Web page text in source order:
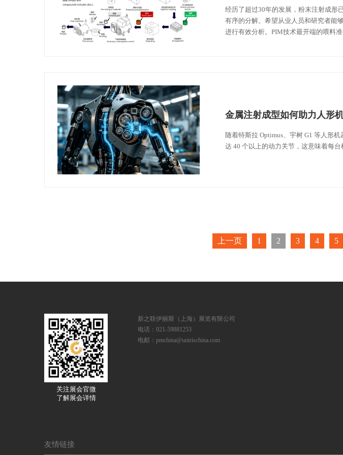
经历了超过30年的发展，粉末注射成形
有序的分解。希望从业人员和研究者能
进行有效分析。PIM技术最开端的喂料
金属注射成型如何助力人形
随着特斯拉 Optimus、宇树 G1 等人形
达 40 个以上的动力关节，这意味着每
上一页 1 2 3 4 5
关注展会官微
了解展会详情
新之联伊丽斯（上海）展览有限公司
电话：021-59881253
电邮：pmchina@unirischina.com
友情链接